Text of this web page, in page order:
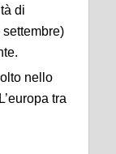
di
nello
tra